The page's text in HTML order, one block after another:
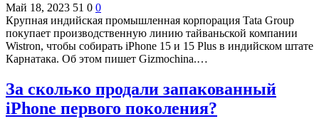
Май 18, 2023 51 0 0
Крупная индийская промышленная корпорация Tata Group
покупает производственную линию тайваньской компании
Wistron, чтобы собирать iPhone 15 и 15 Plus в индийском штате
Карнатака. Об этом пишет Gizmochina.…
За сколько продали запакованный
iPhone первого поколения?